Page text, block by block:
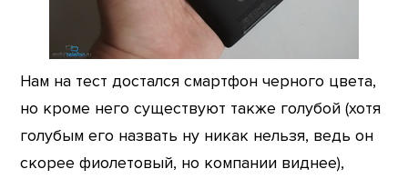
Нам на тест достался смартфон черного цвета,
но кроме него существуют также голубой (хотя
голубым его назвать ну никак нельзя, ведь он
скорее фиолетовый, но компании виднее),